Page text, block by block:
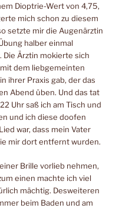
Dioptrie-Wert von 4,75,
mich schon zu diesem
setzte mir die Augenärztin
halber einmal
Ärztin mokierte sich
dem liebgemeinten
ihrer Praxis gab, der das
Abend üben. Und das tat
Uhr saß ich am Tisch und
und ich diese doofen
war, dass mein Vater
mir dort entfernt wurden.
Brille vorlieb nehmen,
einen machte ich viel
mächtig. Desweiteren
beim Baden und am